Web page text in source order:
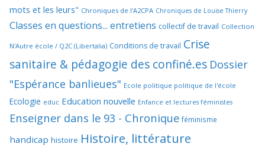
mots et les leurs" Chroniques de l'A2CPA Chroniques de Louise Thierry
Classes en questions... entretiens collectif de travail Collection
N'Autre école / Q2C (Libertalia) Conditions de travail Crise
sanitaire & pédagogie des confiné.es Dossier
"Espérance banlieues" Ecole politique politique de l'école
Ecologie educ Education nouvelle Enfance et lectures féministes
Enseigner dans le 93 - Chronique féminisme
handicap histoire Histoire, littérature